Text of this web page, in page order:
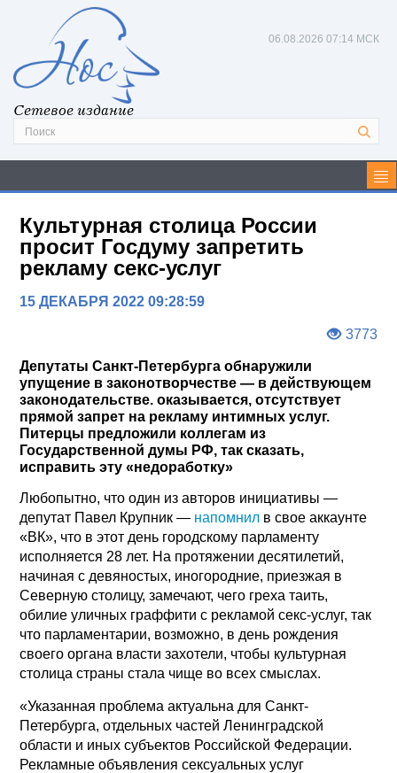
Сетевое издание
06.08.2026 07:14 МСК
Культурная столица России
просит Госдуму запретить
рекламу секс-услуг
15 ДЕКАБРЯ 2022 09:28:59
3773
Депутаты Санкт-Петербурга обнаружили
упущение в законотворчестве — в действующем
законодательстве. оказывается, отсутствует
прямой запрет на рекламу интимных услуг.
Питерцы предложили коллегам из
Государственной думы РФ, так сказать,
исправить эту «недоработку»
Любопытно, что один из авторов инициативы —
депутат Павел Крупник — напомнил в свое аккаунте
«ВК», что в этот день городскому парламенту
исполняется 28 лет. На протяжении десятилетий,
начиная с девяностых, иногородние, приезжая в
Северную столицу, замечают, чего греха таить,
обилие уличных граффити с рекламой секс-услуг, так
что парламентарии, возможно, в день рождения
своего органа власти захотели, чтобы культурная
столица страны стала чище во всех смыслах.
«Указанная проблема актуальна для Санкт-
Петербурга, отдельных частей Ленинградской
области и иных субъектов Российской Федерации.
Рекламные объявления сексуальных услуг